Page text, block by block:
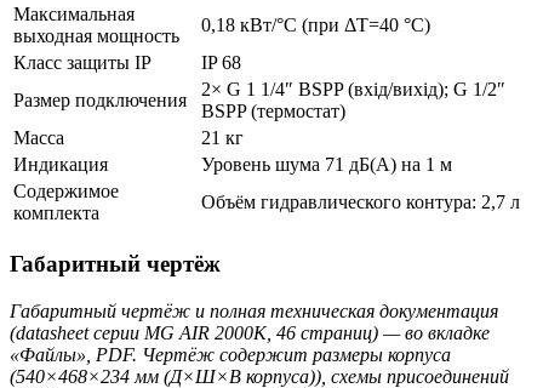
Максимальная
выходная мощность
0,18 кВт/°C (при ΔT=40 °C)
Класс защиты IP
IP 68
Размер подключения
2× G 1 1/4″ BSPP (вхід/вихід); G 1/2″
BSPP (термостат)
Масса
21 кг
Индикация
Уровень шума 71 дБ(A) на 1 м
Содержимое
комплекта
Объём гидравлического контура: 2,7 л
Габаритный чертёж
Габаритный чертёж и полная техническая документация
(datasheet серии MG AIR 2000K, 46 страниц) — во вкладке
«Файлы», PDF. Чертёж содержит размеры корпуса
(540×468×234 мм (Д×Ш×В корпуса)), схемы присоединений